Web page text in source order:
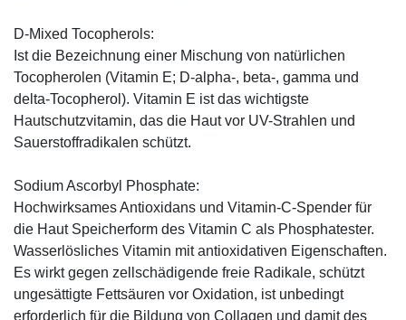
D-Mixed Tocopherols:
Ist die Bezeichnung einer Mischung von natürlichen
Tocopherolen (Vitamin E; D-alpha-, beta-, gamma und
delta-Tocopherol). Vitamin E ist das wichtigste
Hautschutzvitamin, das die Haut vor UV-Strahlen und
Sauerstoffradikalen schützt.
Sodium Ascorbyl Phosphate:
Hochwirksames Antioxidans und Vitamin-C-Spender für
die Haut Speicherform des Vitamin C als Phosphatester.
Wasserlösliches Vitamin mit antioxidativen Eigenschaften.
Es wirkt gegen zellschädigende freie Radikale, schützt
ungesättigte Fettsäuren vor Oxidation, ist unbedingt
erforderlich für die Bildung von Collagen und damit des